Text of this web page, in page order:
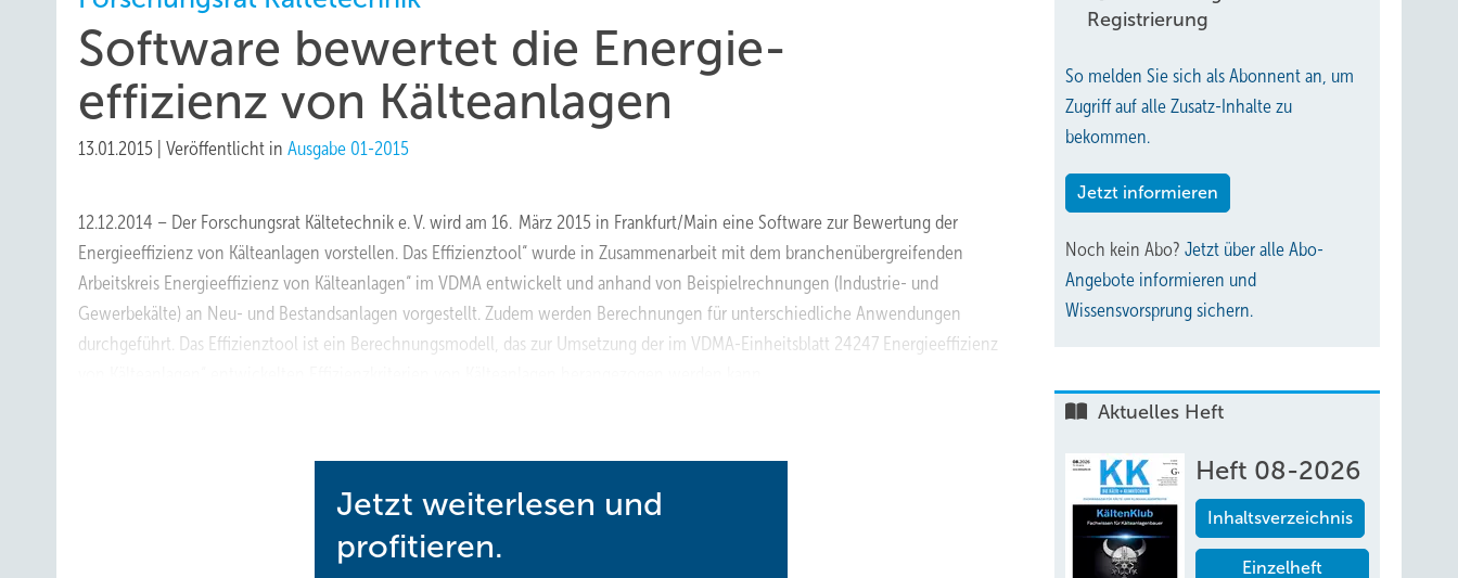
Software bewertet die Energie-
effizienz von Kälteanlagen
13.01.2015 Veröffentlicht in Ausgabe 01-2015
12.12.2014 – Der Forschungsrat Kältetechnik e. V. wird am 16. März 2015 in Frankfurt/Main eine Software zur Bewertung der
Energieeffizienz von Kälteanlagen vorstellen. Das Effizienztool“ wurde in Zusammenarbeit mit dem branchenübergreifenden
Arbeitskreis Energieeffizienz von Kälteanlagen“ im VDMA entwickelt und anhand von Beispielrechnungen (Industrie- und
Gewerbekälte) an Neu- und Bestandsanlagen vorgestellt. Zudem werden Berechnungen für unterschiedliche Anwendungen
durchgeführt. Das Effizienztool ist ein Berechnungsmodell, das zur Umsetzung der im VDMA-Einheitsblatt 24247 Energieeffizienz
Jetzt weiterlesen und
profitieren.
Registrierung
So melden Sie sich als Abonnent an, um
Zugriff auf alle Zusatz-Inhalte zu
bekommen.
Jetzt informieren
Noch kein Abo? Jetzt über alle Abo-
Angebote informieren und
Wissensvorsprung sichern.
Aktuelles Heft
Heft 08-2026
Inhaltsverzeichnis
Einzelheft